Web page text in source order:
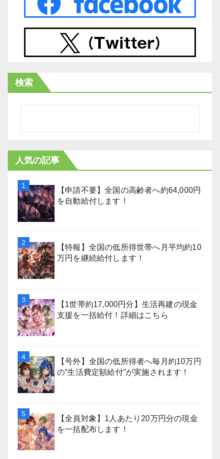
検索
人気の記事
【申請不要】全国の高齢者へ約64,000円
を自動給付します！
【特報】全国の低所得世帯へ月平均約10
万円を継続給付します！
【1世帯約17,000円分】生活再建の現金
支援を一括給付！詳細はこちら
【号外】全国の低所得者へ毎月約10万円
の”生活費定額給付”が実施されます！
【全員対象】1人あたり20万円分の現金
を一括配布します！